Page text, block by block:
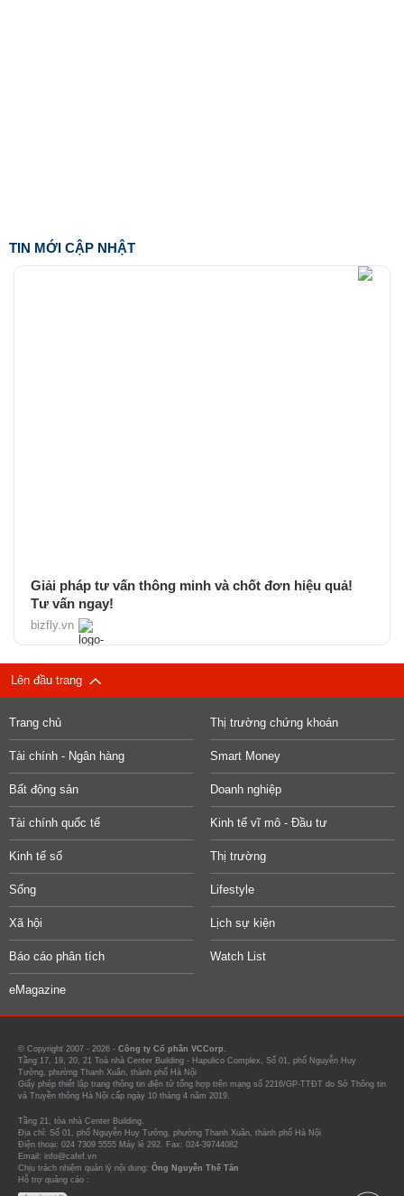
TIN MỚI CẬP NHẬT
Giải pháp tư vấn thông minh và chốt đơn hiệu quả!
Tư vấn ngay!
bizfly.vn
Lên đầu trang
Trang chủ Thị trường chứng khoán
Tài chính - Ngân hàng Smart Money
Bất động sản Doanh nghiệp
Tài chính quốc tế Kinh tế vĩ mô - Đầu tư
Kinh tế số Thị trường
Sống Lifestyle
Xã hội Lịch sự kiện
Báo cáo phân tích Watch List
eMagazine
© Copyright 2007 - 2026 - Công ty Cổ phần VCCorp.
Tầng 17, 19, 20, 21 Toà nhà Center Building - Hapulico Complex, Số 01, phố Nguyễn Huy
Tưởng, phường Thanh Xuân, thành phố Hà Nội
Giấy phép thiết lập trang thông tin điện tử tổng hợp trên mạng số 2216/GP-TTĐT do Sở Thông tin
và Truyền thông Hà Nội cấp ngày 10 tháng 4 năm 2019.
Tầng 21, tòa nhà Center Building.
Địa chỉ: Số 01, phố Nguyễn Huy Tưởng, phường Thanh Xuân, thành phố Hà Nội
Điện thoại: 024 7309 5555 Máy lẻ 292. Fax: 024-39744082
Email: info@cafef.vn
Chịu trách nhiệm quản lý nội dung: Ông Nguyễn Thế Tân
Hỗ trợ quảng cáo :